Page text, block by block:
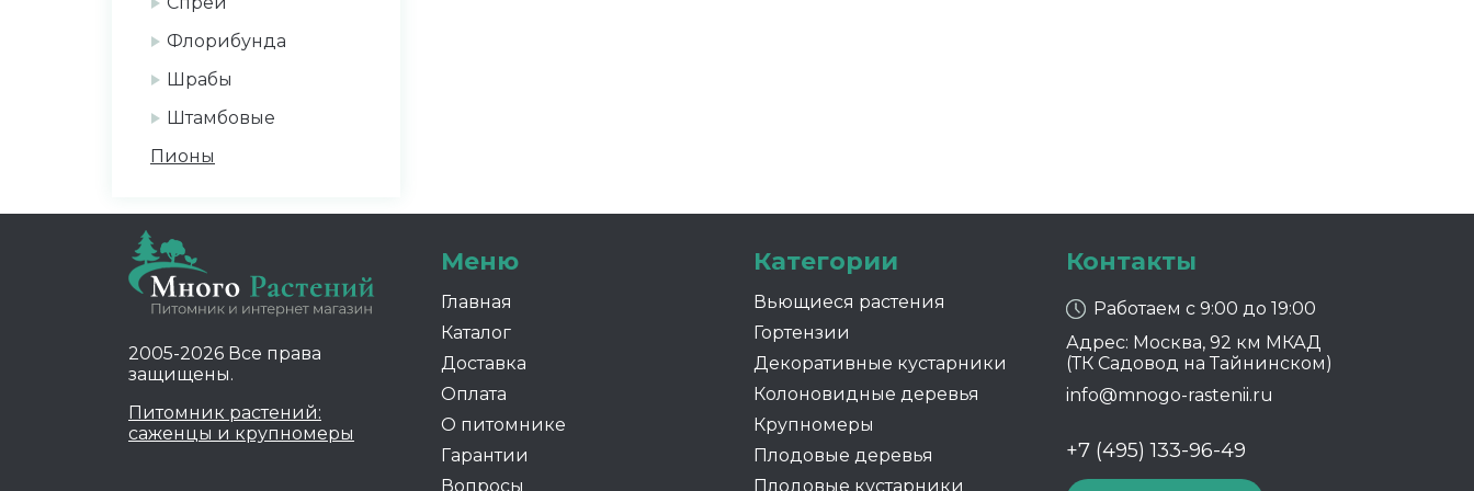
Флорибунда
Шрабы
Штамбовые
Пионы
2005-2026 Все права
защищены.
Питомник растений:
саженцы и крупномеры
Меню
Главная
Каталог
Доставка
Оплата
О питомнике
Гарантии
Вопросы
Категории
Вьющиеся растения
Гортензии
Декоративные кустарники
Колоновидные деревья
Крупномеры
Плодовые деревья
Плодовые кустарники
Контакты
Работаем с 9:00 до 19:00
Адрес: Москва, 92 км МКАД
(ТК Садовод на Тайнинском)
info@mnogo-rastenii.ru
+7 (495) 133-96-49